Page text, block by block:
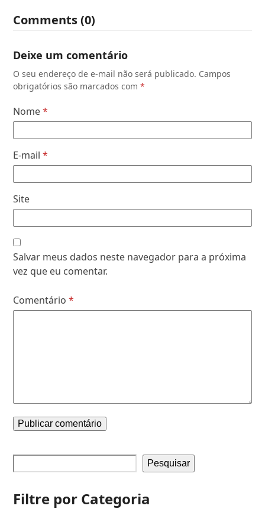
Comments (0)
Deixe um comentário
O seu endereço de e-mail não será publicado. Campos
obrigatórios são marcados com*
Nome*
E-mail*
Site
Salvar meus dados neste navegador para a próxima
vez que eu comentar.
Comentário*
Pesquisar
Filtre por Categoria